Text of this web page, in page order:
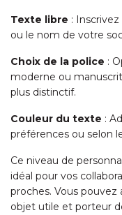
Texte libre :
ou le nom de votre
Choix de la police :
moderne ou
plus distinctif.
Couleur du texte :
préférences ou selon
Ce niveau de
idéal pour vos
proches. Vous pouvez
objet utile et porteur